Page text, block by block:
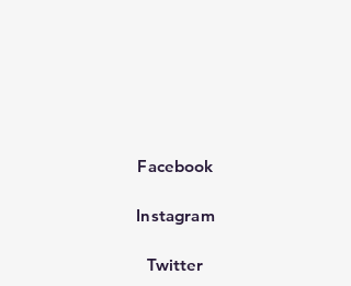
Facebook
Instagram
Twitter